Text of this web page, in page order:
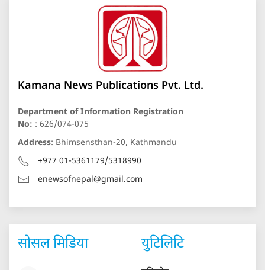
Kamana News Publications Pvt. Ltd.
Department of Information Registration
No: : 626/074-075
Address: Bhimsensthan-20, Kathmandu
+977 01-5361179/5318990
enewsofnepal@gmail.com
सोसल मिडिया युटिलिटि